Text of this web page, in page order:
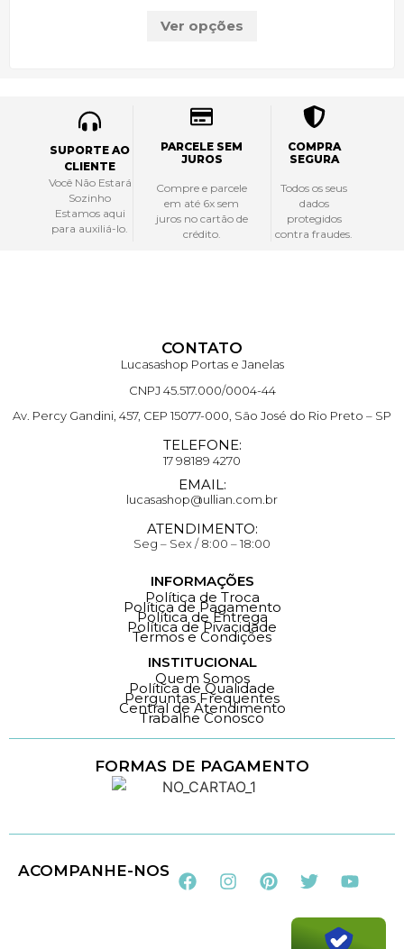
Ver opções
SUPORTE AO
CLIENTE
Você Não Estará
Sozinho
Estamos aqui
para auxiliá-lo.
PARCELE SEM
JUROS
Compre e parcele
em até 6x sem
juros no cartão de
crédito.
COMPRA
SEGURA
Todos os seus
dados
protegidos
contra fraudes.
CONTATO
Lucasashop Portas e Janelas
CNPJ 45.517.000/0004-44
Av. Percy Gandini, 457, CEP 15077-000, São José do Rio Preto – SP
TELEFONE:
17 98189 4270
EMAIL:
lucasashop@ullian.com.br
ATENDIMENTO:
Seg – Sex / 8:00 – 18:00
INFORMAÇÕES
Política de Troca
Política de Pagamento
Política de Entrega
Política de Pivacidade
Termos e Condições
INSTITUCIONAL
Quem Somos
Política de Qualidade
Perguntas Frequentes
Central de Atendimento
Trabalhe Conosco
FORMAS DE PAGAMENTO
ACOMPANHE-NOS